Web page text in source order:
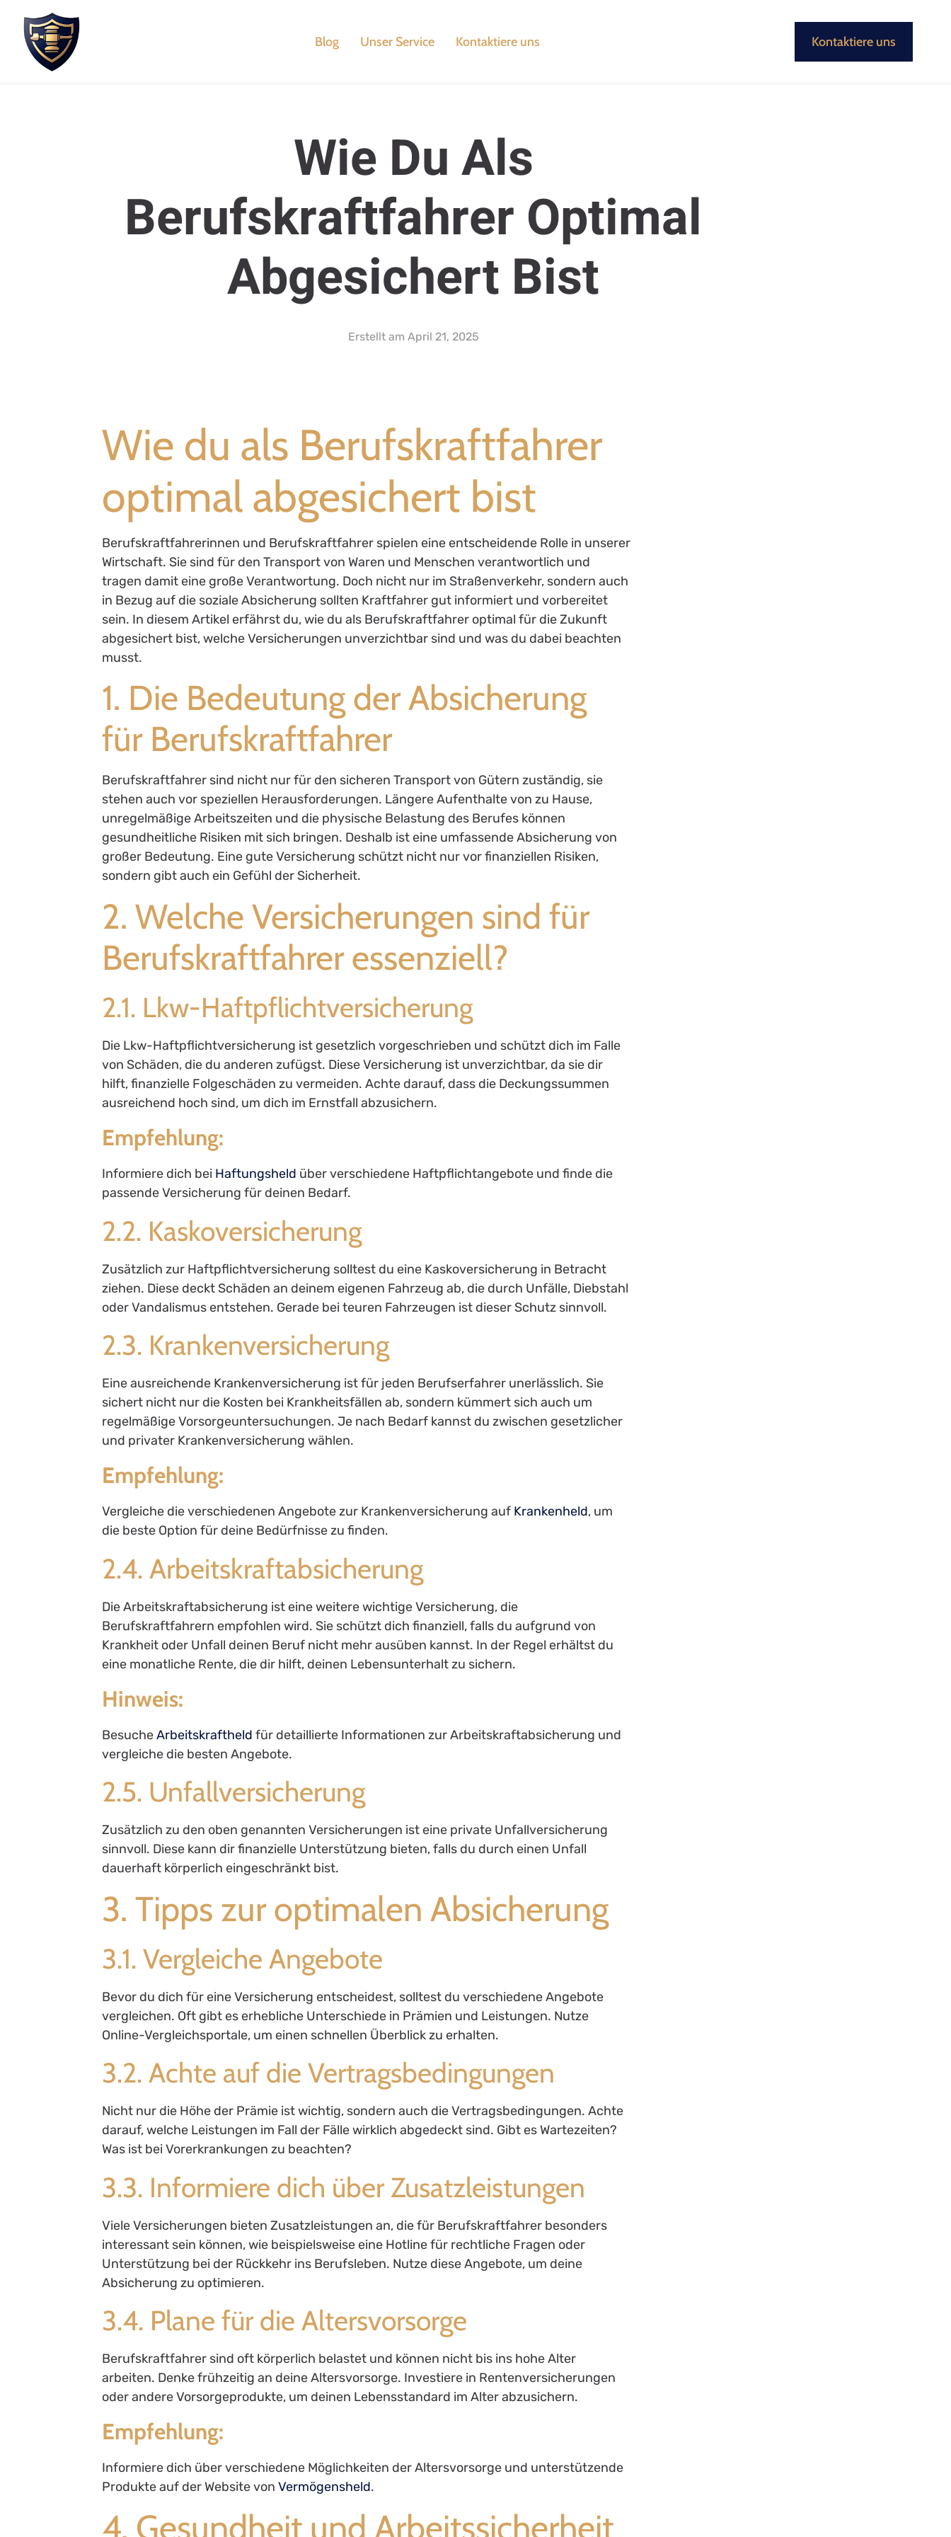
Blog Unser Service Kontaktiere uns Kontaktiere uns
Wie Du Als
Berufskraftfahrer Optimal
Abgesichert Bist
Erstellt am April 21, 2025
Wie du als Berufskraftfahrer
optimal abgesichert bist
Berufskraftfahrerinnen und Berufskraftfahrer spielen eine entscheidende Rolle in unserer
Wirtschaft. Sie sind für den Transport von Waren und Menschen verantwortlich und
tragen damit eine große Verantwortung. Doch nicht nur im Straßenverkehr, sondern auch
in Bezug auf die soziale Absicherung sollten Kraftfahrer gut informiert und vorbereitet
sein. In diesem Artikel erfährst du, wie du als Berufskraftfahrer optimal für die Zukunft
abgesichert bist, welche Versicherungen unverzichtbar sind und was du dabei beachten
musst.
1. Die Bedeutung der Absicherung
für Berufskraftfahrer
Berufskraftfahrer sind nicht nur für den sicheren Transport von Gütern zuständig, sie
stehen auch vor speziellen Herausforderungen. Längere Aufenthalte von zu Hause,
unregelmäßige Arbeitszeiten und die physische Belastung des Berufes können
gesundheitliche Risiken mit sich bringen. Deshalb ist eine umfassende Absicherung von
großer Bedeutung. Eine gute Versicherung schützt nicht nur vor finanziellen Risiken,
sondern gibt auch ein Gefühl der Sicherheit.
2. Welche Versicherungen sind für
Berufskraftfahrer essenziell?
2.1. Lkw-Haftpflichtversicherung
Die Lkw-Haftpflichtversicherung ist gesetzlich vorgeschrieben und schützt dich im Falle
von Schäden, die du anderen zufügst. Diese Versicherung ist unverzichtbar, da sie dir
hilft, finanzielle Folgeschäden zu vermeiden. Achte darauf, dass die Deckungssummen
ausreichend hoch sind, um dich im Ernstfall abzusichern.
Empfehlung:
Informiere dich bei Haftungsheld über verschiedene Haftpflichtangebote und finde die
passende Versicherung für deinen Bedarf.
2.2. Kaskoversicherung
Zusätzlich zur Haftpflichtversicherung solltest du eine Kaskoversicherung in Betracht
ziehen. Diese deckt Schäden an deinem eigenen Fahrzeug ab, die durch Unfälle, Diebstahl
oder Vandalismus entstehen. Gerade bei teuren Fahrzeugen ist dieser Schutz sinnvoll.
2.3. Krankenversicherung
Eine ausreichende Krankenversicherung ist für jeden Berufserfahrer unerlässlich. Sie
sichert nicht nur die Kosten bei Krankheitsfällen ab, sondern kümmert sich auch um
regelmäßige Vorsorgeuntersuchungen. Je nach Bedarf kannst du zwischen gesetzlicher
und privater Krankenversicherung wählen.
Empfehlung:
Vergleiche die verschiedenen Angebote zur Krankenversicherung auf Krankenheld, um
die beste Option für deine Bedürfnisse zu finden.
2.4. Arbeitskraftabsicherung
Die Arbeitskraftabsicherung ist eine weitere wichtige Versicherung, die
Berufskraftfahrern empfohlen wird. Sie schützt dich finanziell, falls du aufgrund von
Krankheit oder Unfall deinen Beruf nicht mehr ausüben kannst. In der Regel erhältst du
eine monatliche Rente, die dir hilft, deinen Lebensunterhalt zu sichern.
Hinweis:
BesucheArbeitskraftheld für detaillierte Informationen zur Arbeitskraftabsicherung und
vergleiche die besten Angebote.
2.5. Unfallversicherung
Zusätzlich zu den oben genannten Versicherungen ist eine private Unfallversicherung
sinnvoll. Diese kann dir finanzielle Unterstützung bieten, falls du durch einen Unfall
dauerhaft körperlich eingeschränkt bist.
3. Tipps zur optimalen Absicherung
3.1. Vergleiche Angebote
Bevor du dich für eine Versicherung entscheidest, solltest du verschiedene Angebote
vergleichen. Oft gibt es erhebliche Unterschiede in Prämien und Leistungen. Nutze
Online-Vergleichsportale, um einen schnellen Überblick zu erhalten.
3.2. Achte auf die Vertragsbedingungen
Nicht nur die Höhe der Prämie ist wichtig, sondern auch die Vertragsbedingungen. Achte
darauf, welche Leistungen im Fall der Fälle wirklich abgedeckt sind. Gibt es Wartezeiten?
Was ist bei Vorerkrankungen zu beachten?
3.3. Informiere dich über Zusatzleistungen
Viele Versicherungen bieten Zusatzleistungen an, die für Berufskraftfahrer besonders
interessant sein können, wie beispielsweise eine Hotline für rechtliche Fragen oder
Unterstützung bei der Rückkehr ins Berufsleben. Nutze diese Angebote, um deine
Absicherung zu optimieren.
3.4. Plane für die Altersvorsorge
Berufskraftfahrer sind oft körperlich belastet und können nicht bis ins hohe Alter
arbeiten. Denke frühzeitig an deine Altersvorsorge. Investiere in Rentenversicherungen
oder andere Vorsorgeprodukte, um deinen Lebensstandard im Alter abzusichern.
Empfehlung:
Informiere dich über verschiedene Möglichkeiten der Altersvorsorge und unterstützende
Produkte auf der Website vonVermögensheld.
4. Gesundheit und Arbeitssicherheit